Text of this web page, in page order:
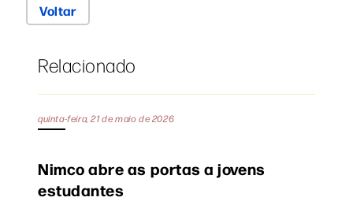
Voltar
Relacionado
quinta-feira, 21 de maio de 2026
Nimco abre as portas a jovens
estudantes